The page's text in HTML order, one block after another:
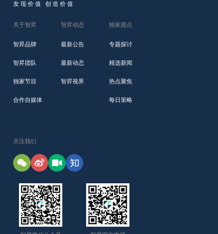
发现价值 创造价值
关于智昇
智昇品牌
智昇团队
独家节目
合作自媒体
智昇动态
最新公告
最新动态
智昇视界
独家观点
专题探讨
精选新闻
热点聚焦
每日策略
关注我们